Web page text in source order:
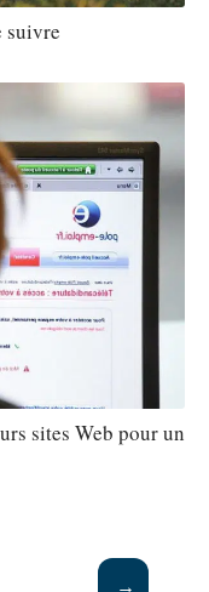
suivre
sites Web pour un